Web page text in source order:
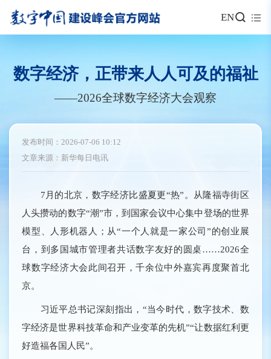
EN
数字经济，正带来人人可及的福祉
——2026全球数字经济大会观察
发布时间：2026-07-06 10:12
文章来源：新华每日电讯
7月的北京，数字经济比盛夏更“热”。从隆福寺街区
人头攒动的数字“潮”市，到国家会议中心集中登场的世界
模型、人形机器人；从“一个人就是一家公司”的创业展
台，到多国城市管理者共话数字友好的圆桌……2026全
球数字经济大会此间召开，千余位中外嘉宾再度聚首北
京。
习近平总书记深刻指出，“当今时代，数字技术、数
字经济是世界科技革命和产业变革的先机”“让数据红利更
好造福各国人民”。